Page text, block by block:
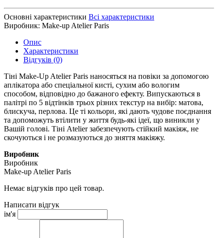
Основні характеристики Всі характеристики
Виробник: Make-up Atelier Paris
Опис
Характеристики
Відгуків (0)
Тіні Make-Up Atelier Paris наносяться на повіки за допомогою
аплікатора або спеціальної кисті, сухим або вологим
способом, відповідно до бажаного ефекту. Випускаються в
палітрі по 5 відтінків трьох різних текстур на вибір: матова,
блискуча, перлова. Це ті кольори, які дають чудове поєднання
та допоможуть втілити у життя будь-які ідеї, що виникли у
Вашій голові. Тіні Atelier забезпечують стійкий макіяж, не
скочуються і не розмазуються до зняття макіяжу.
Виробник
Виробник
Make-up Atelier Paris
Немає відгуків про цей товар.
Написати відгук
ім'я